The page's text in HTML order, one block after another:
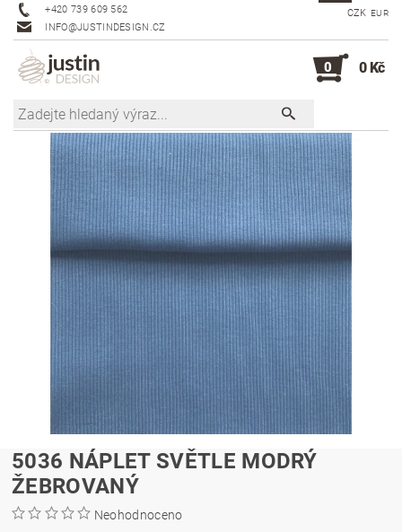
+420 739 609 562
INFO@JUSTINDESIGN.CZ
CZK EUR
0 0 Kč
5036 NÁPLET SVĚTLE MODRÝ
ŽEBROVANÝ
Neohodnoceno